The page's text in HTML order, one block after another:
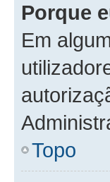
Porque
Em
Topo